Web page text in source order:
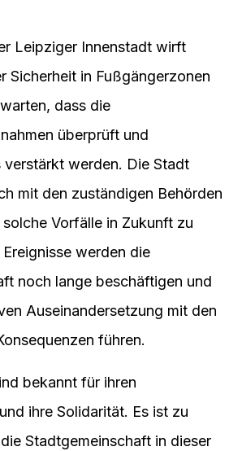
Leipziger Innenstadt wirft
Sicherheit in Fußgängerzonen
dass die
überprüft und
verstärkt werden. Die Stadt
mit den zuständigen Behörden
Vorfälle in Zukunft zu
werden die
noch lange beschäftigen und
Auseinandersetzung mit den
führen.
bekannt für ihren
ihre Solidarität. Es ist zu
Stadtgemeinschaft in dieser